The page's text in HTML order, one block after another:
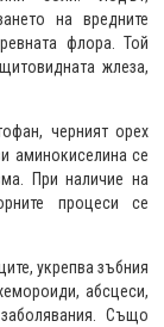
на вредните
флора. Той
жлеза,
черният орех
аминокиселина се
При наличие на
процеси се
укрепва зъбния
абсцеси,
Също